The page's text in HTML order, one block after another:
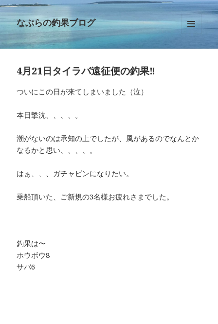
なぶらの釣果ブログ
ーとウ
4月21日タイラバ遠征便の釣果‼︎
ついにこの日が来てしまいました（泣）
本日撃沈、、、、。
潮がないのは承知の上でしたが、風があるのでなんとか
なるかと思い、、、、。
はぁ、、、ガチャピンになりたい。
乗船頂いた、ご新規の3名様お疲れさまでした。
釣果は〜
ホウボウ8
サバ6